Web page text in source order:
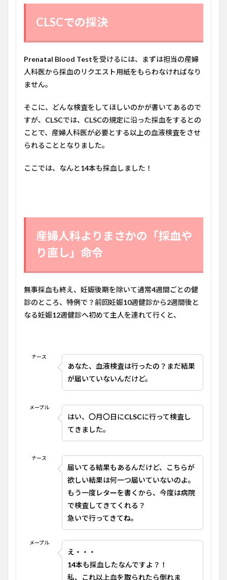
CLSCでの採決
Prenatal Blood Testを受けるには、まずは担当の産婦
人科医から採血のリクエスト用紙をもらわなければなり
ません。
そこに、どんな検査をしてほしいのかが書いてあるので
すが、 CLSCでは、 CLSCの規定に沿った採血をするとの
ことで、産婦人科医が必要とする以上の血液検査をさせ
られることとなりました。
ここでは、なんと14本も採血しました！
産婦人科よりまさかの「採血や
り直し」命令
無事採血も終え、妊娠後期を除いて通常4週間ごとの健
診のところ、特例で？前回妊娠10週健診から2週間後と
なる妊娠12週健診へ初めて主人を連れて行くと、
ナース
あなた、血液検査は行ったの？まだ結果
が届いていないんだけど。
メープル
はい、〇月〇日にCLSCに行って検査し
てきました。
ナース
届いてる結果もあるんだけど、こちらが
欲しい結果は何一つ届いていないのよ。
もう一度レターを書くから、今度は病院
で検査してきてくれる？
急いで行ってきてね。
メープル
え・・・
14本も採血したなんですよ？！
私、これ以上血を取られたら倒れま